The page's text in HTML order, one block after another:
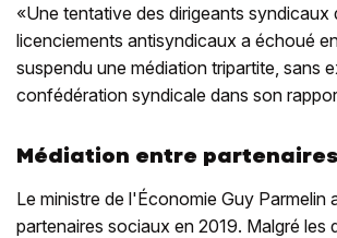
«Une tentative des dirigeants syndicaux
licenciements antisyndicaux a échoué
suspendu une médiation tripartite, sans
confédération syndicale dans son
Médiation entre
Le ministre de l'Économie Guy
partenaires sociaux en 2019. Malgré